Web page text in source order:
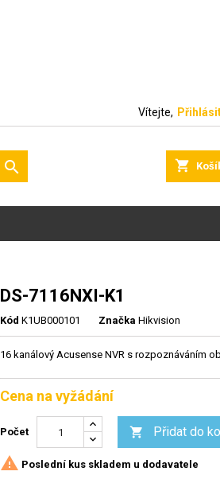
Vítejte,
shopping_cart

DS-7116NXI-K1
Kód K1UB000101 Značka Hikvision
16 kanálový Acusense NVR s rozpoznáváním
Cena na vyžádání
Počet  Přidat do
 Poslední kus skladem u dodavatele